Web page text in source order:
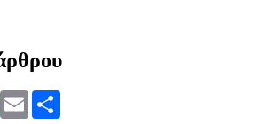
WhatsApp
Email